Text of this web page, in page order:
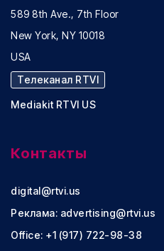
589 8th Ave., 7th Floor
New York, NY 10018
USA
Телеканал RTVI
Mediakit RTVI US
Контакты
digital@rtvi.us
Реклама: advertising@rtvi.us
Office: +1 (917) 722-98-38